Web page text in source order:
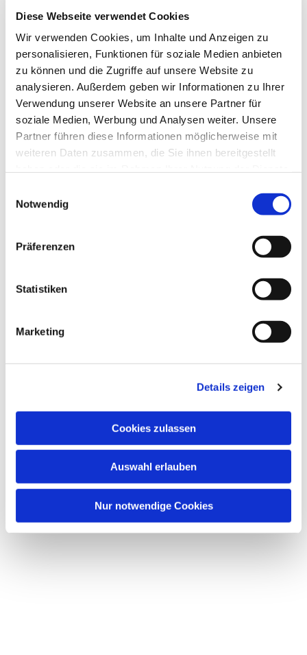
Diese Webseite verwendet Cookies
Wir verwenden Cookies, um Inhalte und Anzeigen zu
personalisieren, Funktionen für soziale Medien anbieten
zu können und die Zugriffe auf unsere Website zu
analysieren. Außerdem geben wir Informationen zu Ihrer
Verwendung unserer Website an unsere Partner für
soziale Medien, Werbung und Analysen weiter. Unsere
Partner führen diese Informationen möglicherweise mit
weiteren Daten zusammen, die Sie ihnen bereitgestellt
Notwendig
Präferenzen
Statistiken
Marketing
Details zeigen
Cookies zulassen
Auswahl erlauben
Nur notwendige Cookies
Die Anmeldung erfolgt über das Formular unter
diesem Text.
Sollte das Formular nicht sichtbar sein oder der
Hinweis „Die Begrenzung wurde erreicht“ erscheinen,
können Sie sich gernhier auf die Wartelisteeintragen:
Wir informieren Sie, sobald ein Platz frei wird oder ein